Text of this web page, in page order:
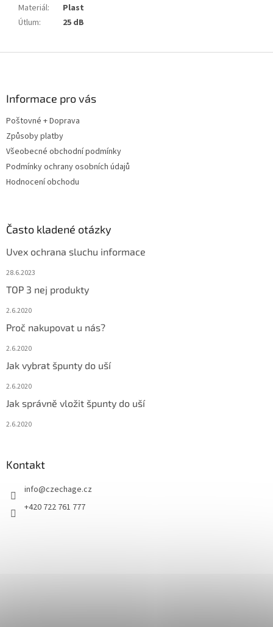
Materiál:
Plast
Útlum: 25 dB
Informace pro vás
Poštovné + Doprava
Způsoby platby
Všeobecné obchodní podmínky
Podmínky ochrany osobních údajů
Hodnocení obchodu
Často kladené otázky
Uvex ochrana sluchu informace
28.6.2023
TOP 3 nej produkty
2.6.2020
Proč nakupovat u nás?
2.6.2020
Jak vybrat špunty do uší
2.6.2020
Jak správně vložit špunty do uší
2.6.2020
Kontakt
info@czechage.cz
+420 722 761 777